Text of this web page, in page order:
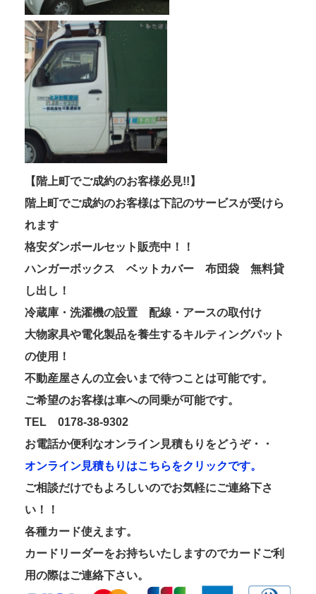
【階上町でご成約のお客様必見!!】
階上町でご成約のお客様は下記のサービスが受けら
れます
格安ダンボールセット販売中！！
ハンガーボックス ベットカバー 布団袋 無料貸
し出し！
冷蔵庫・洗濯機の設置 配線・アースの取付け
大物家具や電化製品を養生するキルティングパット
の使用！
不動産屋さんの立会いまで待つことは可能です。
ご希望のお客様は車への同乗が可能です。
TEL 0178-38-9302
お電話か便利なオンライン見積もりをどうぞ・・
オンライン見積もりはこちらをクリックです。
ご相談だけでもよろしいのでお気軽にご連絡下さ
い！！
各種カード使えます。
カードリーダーをお持ちいたしますのでカードご利
用の際はご連絡下さい。